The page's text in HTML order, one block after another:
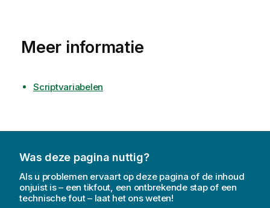
Meer informatie
Scriptvariabelen
Was deze pagina nuttig?
Als u problemen ervaart op deze pagina of de inhoud
onjuist is – een tikfout, een ontbrekende stap of een
technische fout – laat het ons weten!